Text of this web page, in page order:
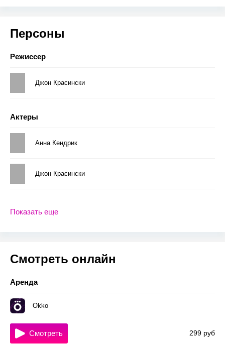
Персоны
Режиссер
Джон Красински
Актеры
Анна Кендрик
Джон Красински
Показать еще
Смотреть онлайн
Аренда
Okko
299 руб
Смотреть